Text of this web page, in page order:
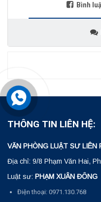
Bình
THÔNG TIN LIÊN HỆ:
VĂN PHÒNG LUẬT SƯ LIÊN
Địa chỉ: 9/8 Phạm Văn Hai,
Luật sư: PHẠM XUÂN ĐÔNG
Điện thoại: 0971.130.768